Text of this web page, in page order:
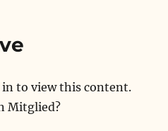
in to view this content.
Mitglied?